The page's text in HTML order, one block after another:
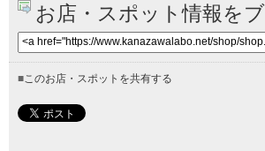
お店・スポット情報を
■ このお店・スポットを共有する